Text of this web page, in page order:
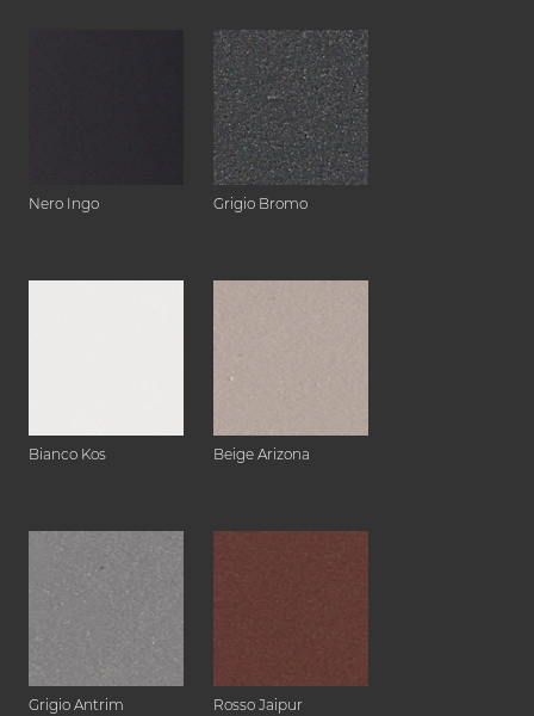
Nero Ingo Grigio Bromo
Bianco Kos Beige Arizona
Grigio Antrim Rosso Jaipur